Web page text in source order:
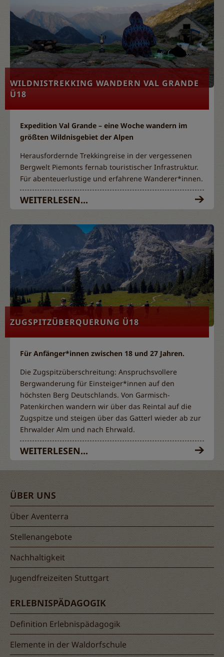
WILDNISTREKKING WANDERN VAL GRANDE
Ü18
Expedition Val Grande – eine Woche wandern im
größten Wildnisgebiet der Alpen
Herausfordernde Trekkingreise in der vergessenen
Bergwelt Piemonts fernab touristischer Infrastruktur.
Für abenteuerlustige und erfahrene Wanderer*innen.
WEITERLESEN...
ZUGSPITZÜBERQUERUNG Ü18
Für Anfänger*innen zwischen 18 und 27 Jahren.
Die Zugspitzüberschreitung: Anspruchsvollere
Bergwanderung für Einsteiger*innen auf den
höchsten Berg Deutschlands. Von Garmisch-
Patenkirchen wandern wir über das Reintal auf die
Zugspitze und steigen über das Gatterl wieder ab zur
Ehrwalder Alm und nach Ehrwald.
WEITERLESEN...
ÜBER UNS
Über Aventerra
Stellenangebote
Nachhaltigkeit
Jugendfreizeiten Stuttgart
ERLEBNISPÄDAGOGIK
Definition Erlebnispädagogik
Elemente in der Waldorfschule